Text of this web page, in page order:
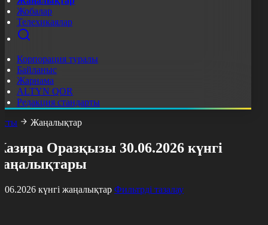
Жобалар
Телехикаялар
Корпорация туралы
Байланыс
Жарнама
ALTYN QOR
Редакция стандарты
Жаңалықтар
Оразқызы 30.06.2026 күнгі
күнгі жаңалықтар Фильтрді тазалау